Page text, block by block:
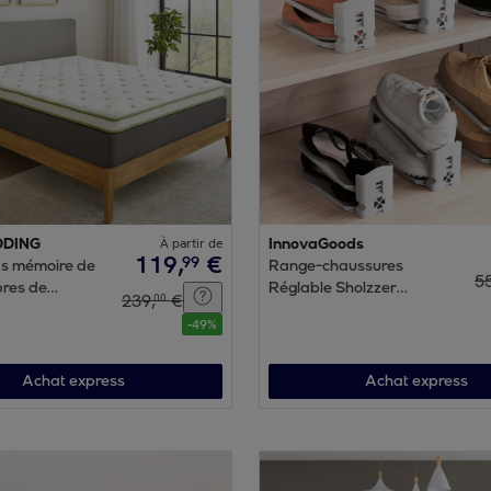
mémoire de
de
cm | Parfaite
À partir de
119,99 €
239,00 €
-49%
Achat express
InnovaGoods
Range-chaussures
Réglable Sholzzer
Achat express